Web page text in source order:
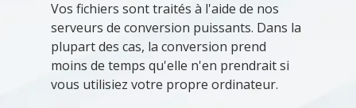
Vos fichiers sont traités à l'aide de nos
serveurs de conversion puissants. Dans la
plupart des cas, la conversion prend
moins de temps qu'elle n'en prendrait si
vous utilisiez votre propre ordinateur.